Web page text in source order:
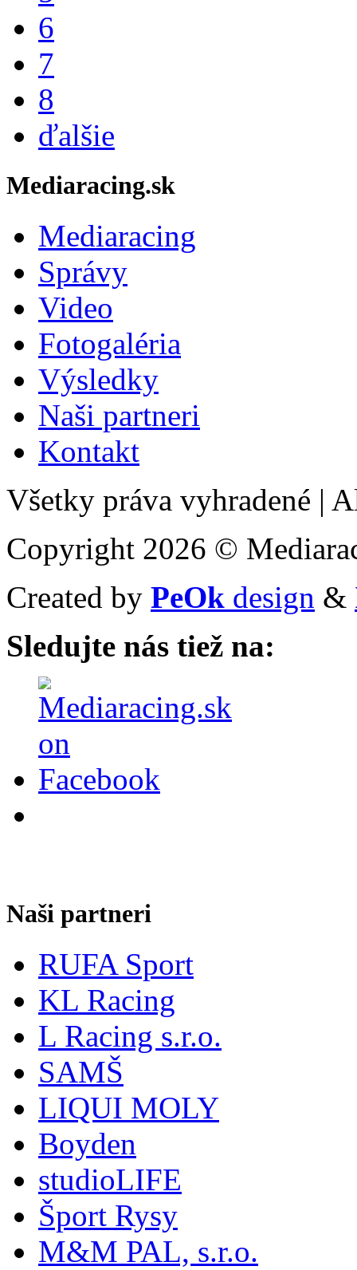
6
7
8
ďalšie
Mediaracing.sk
Mediaracing
Správy
Video
Fotogaléria
Výsledky
Naši partneri
Kontakt
Všetky práva vyhradené |
Copyright 2026 ©
Created by PeOk design &
Sledujte nás tiež na:
Naši partneri
RUFA Sport
KL Racing
L Racing s.r.o.
SAMŠ
LIQUI MOLY
Boyden
studioLIFE
Šport Rysy
M&M PAL, s.r.o.